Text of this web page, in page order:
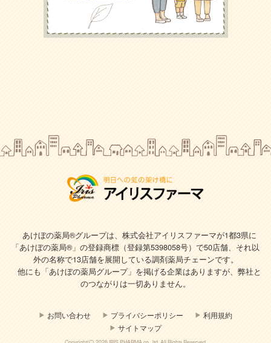
あけぼの薬局®グループは、株式会社アイリスファーマが1都3県に
「あけぼの薬局®」の登録商標（登録第5398058号）で50店舗、それ以
外の名称で13店舗を展開している調剤薬局チェーンです。
他にも「あけぼの薬局グループ」を掲げる企業はありますが、弊社と
のつながりは一切ありません。
お問い合わせ プライバシーポリシー
利用規約
サイトマップ